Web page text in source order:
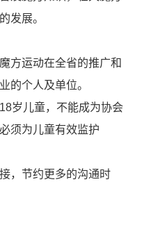
发展。
方运动在全省的推广和
的个人及单位。
岁儿童，不能成为协会
须为儿童有效监护
，节约更多的沟通时